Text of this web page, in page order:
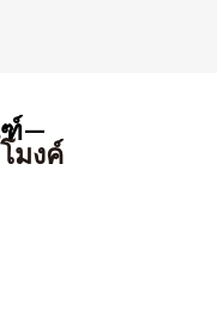
ฑ์—
มงค์